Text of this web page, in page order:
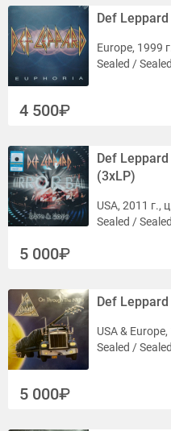
Def
Europe, 1999
Sealed / Sealed
4 500
Def
(3xLP)
USA, 2011 г.,
Sealed / Sealed
5 000
Def
USA & Europe,
Sealed / Sealed
5 000